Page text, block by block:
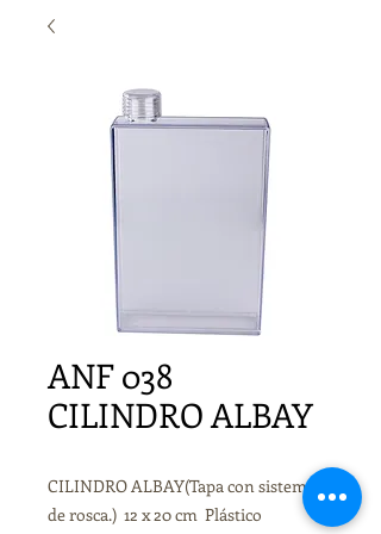
ANF 038
CILINDRO ALBAY
CILINDRO ALBAY(Tapa con sistema
de rosca.) 12 x 20 cm Plástico